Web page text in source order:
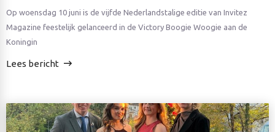
Op woensdag 10 juni is de vijfde Nederlandstalige editie van Invitez
Magazine feestelijk gelanceerd in de Victory Boogie Woogie aan de
Koningin
Lees bericht